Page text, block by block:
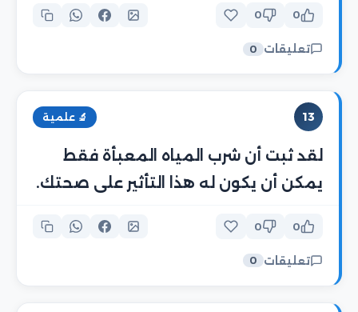
0
0
تعليقات 0
13 🔬 علمية
لقد ثبت أن شرب المياه المعبأة فقط
يمكن أن يكون له هذا التأثير على صحتك.
0
0
تعليقات 0